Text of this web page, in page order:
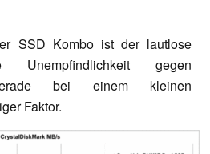
SSD Kombo ist der lautlose
gegen
bei einem kleinen
Faktor.